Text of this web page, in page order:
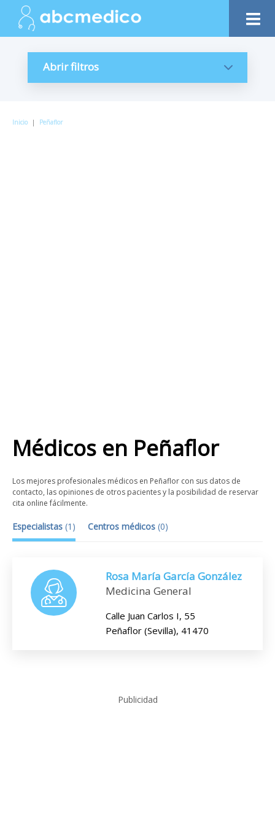
Abrir filtros
Inicio | Peñaflor
Médicos en Peñaflor
Los mejores profesionales médicos en Peñaflor con sus datos de
contacto, las opiniones de otros pacientes y la posibilidad de reservar
cita online fácilmente.
Especialistas (1 ) Centros médicos (0)
Rosa María García González
Medicina General
Calle Juan Carlos I, 55
Peñaflor (Sevilla), 41470
Publicidad